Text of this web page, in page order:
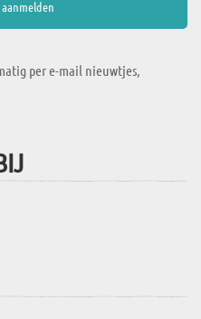
per e-mail nieuwtjes,